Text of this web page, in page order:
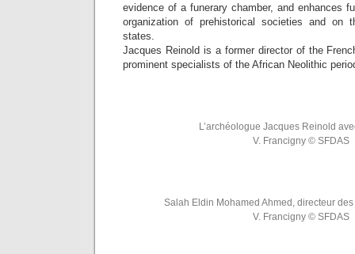
evidence of a funerary chamber, and enhances
organization of prehistorical societies and on
states.
Jacques Reinold is a former director of the
prominent specialists of the African Neolithic
L’archéologue Jacques Reinold
V. Francigny © SFDAS
Salah Eldin Mohamed Ahmed, directeur
V. Francigny © SFDAS